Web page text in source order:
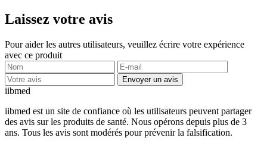
Laissez votre avis
Pour aider les autres utilisateurs, veuillez écrire votre expérience
avec ce produit
Envoyer un avis
iibmed
iibmed est un site de confiance où les utilisateurs peuvent partager
des avis sur les produits de santé. Nous opérons depuis plus de 3
ans. Tous les avis sont modérés pour prévenir la falsification.